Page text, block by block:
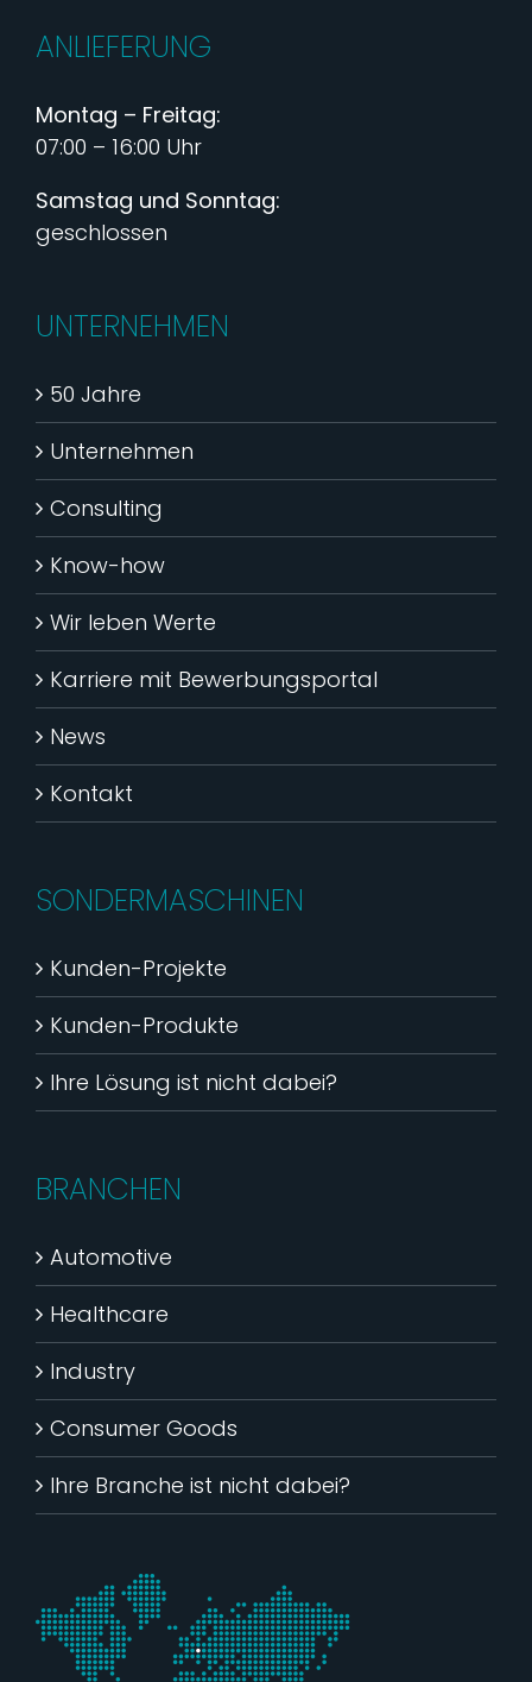
ANLIEFERUNG
Montag – Freitag:
07:00 – 16:00 Uhr
Samstag und Sonntag:
geschlossen
UNTERNEHMEN
50 Jahre
Unternehmen
Consulting
Know-how
Wir leben Werte
Karriere mit Bewerbungsportal
News
Kontakt
SONDERMASCHINEN
Kunden-Projekte
Kunden-Produkte
Ihre Lösung ist nicht dabei?
BRANCHEN
Automotive
Healthcare
Industry
Consumer Goods
Ihre Branche ist nicht dabei?